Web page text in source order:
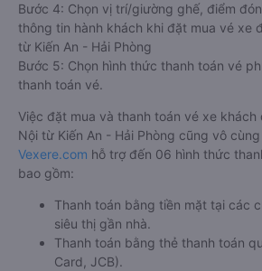
Bước 4: Chọn vị trí/giường ghế, điểm
thông tin hành khách khi đặt mua vé xe
từ Kiến An - Hải Phòng
Bước 5: Chọn hình thức thanh toán vé
thanh toán vé.
Việc đặt mua và thanh toán vé xe khách
Nội từ Kiến An - Hải Phòng cũng vô
Vexere.com hỗ trợ đến 06 hình thức
bao gồm:
Thanh toán bằng tiền mặt tại các
siêu thị gần nhà.
Thanh toán bằng thẻ thanh toán
Card, JCB).